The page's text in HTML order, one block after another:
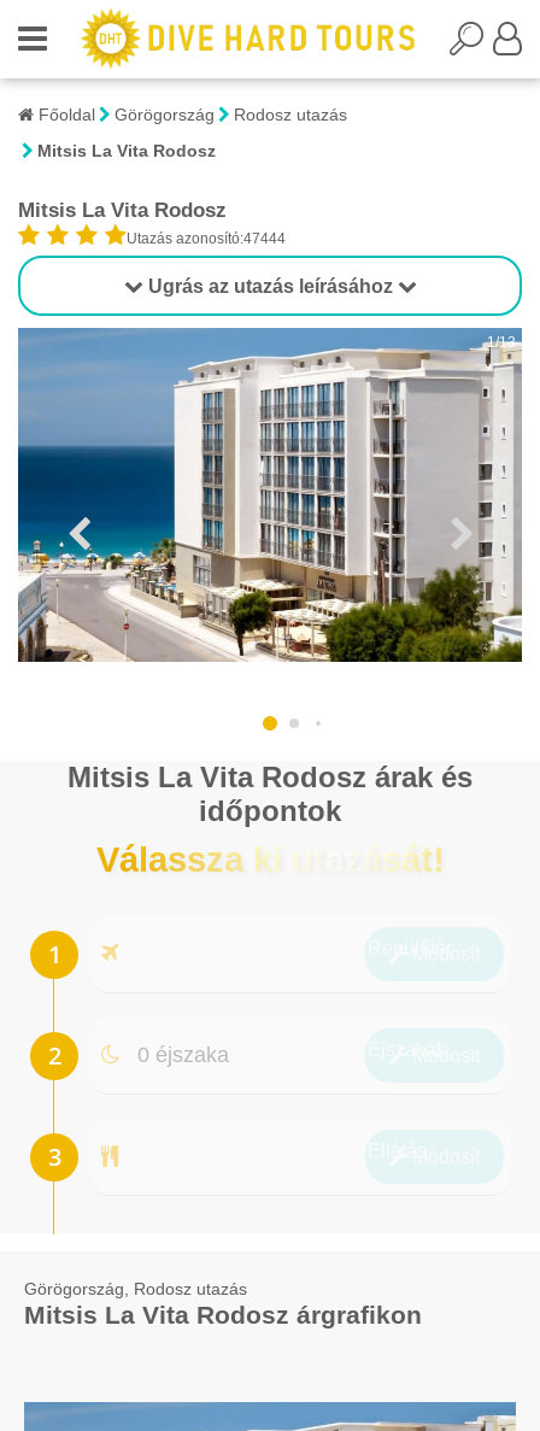
Főoldal Görögország
Rodosz utazás
Mitsis La Vita Rodosz
Mitsis La Vita Rodosz
Utazás azonosító:47444
Ugrás az utazás leírásához
1/13
Mitsis La Vita Rodosz árak és
időpontok
Válassza ki utazását!
0 éjszaka
Görögország, Rodosz utazás
Mitsis La Vita Rodosz árgrafikon